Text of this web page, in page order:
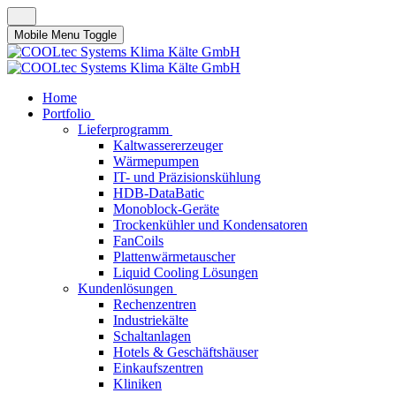
Mobile Menu Toggle
Home
Portfolio
Lieferprogramm
Kaltwassererzeuger
Wärmepumpen
IT- und Präzisionskühlung
HDB-DataBatic
Monoblock-Geräte
Trockenkühler und Kondensatoren
FanCoils
Plattenwärmetauscher
Liquid Cooling Lösungen
Kundenlösungen
Rechenzentren
Industriekälte
Schaltanlagen
Hotels & Geschäftshäuser
Einkaufszentren
Kliniken